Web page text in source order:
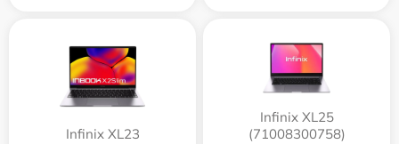
Infinix XL23
Infinix XL25
(71008300758)